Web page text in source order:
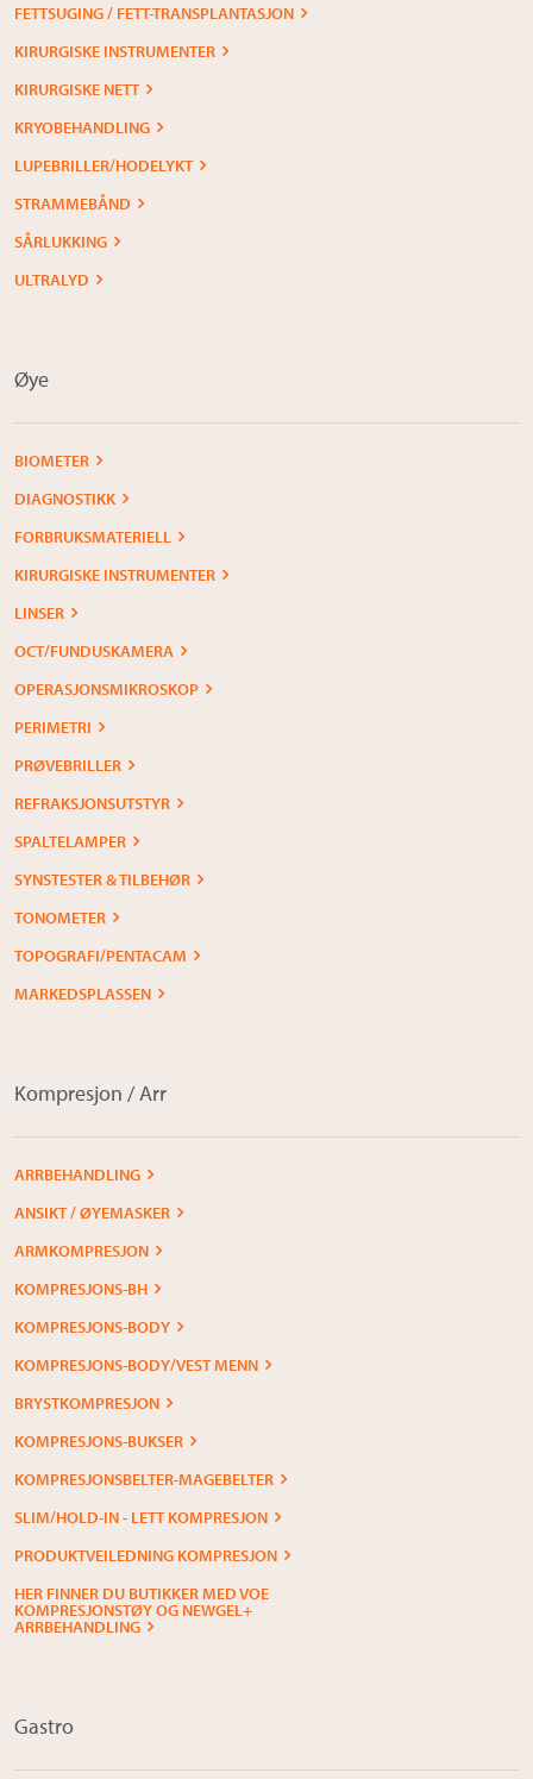
FETTSUGING / FETT-TRANSPLANTASJON
KIRURGISKE INSTRUMENTER
KIRURGISKE NETT
KRYOBEHANDLING
LUPEBRILLER/HODELYKT
STRAMMEBÅND
SÅRLUKKING
ULTRALYD
Øye
BIOMETER
DIAGNOSTIKK
FORBRUKSMATERIELL
KIRURGISKE INSTRUMENTER
LINSER
OCT/FUNDUSKAMERA
OPERASJONSMIKROSKOP
PERIMETRI
PRØVEBRILLER
REFRAKSJONSUTSTYR
SPALTELAMPER
SYNSTESTER & TILBEHØR
TONOMETER
TOPOGRAFI/PENTACAM
MARKEDSPLASSEN
Kompresjon / Arr
ARRBEHANDLING
ANSIKT / ØYEMASKER
ARMKOMPRESJON
KOMPRESJONS-BH
KOMPRESJONS-BODY
KOMPRESJONS-BODY/VEST MENN
BRYSTKOMPRESJON
KOMPRESJONS-BUKSER
KOMPRESJONSBELTER-MAGEBELTER
SLIM/HOLD-IN - LETT KOMPRESJON
PRODUKTVEILEDNING KOMPRESJON
HER FINNER DU BUTIKKER MED VOE
KOMPRESJONSTØY OG NEWGEL+
ARRBEHANDLING
Gastro